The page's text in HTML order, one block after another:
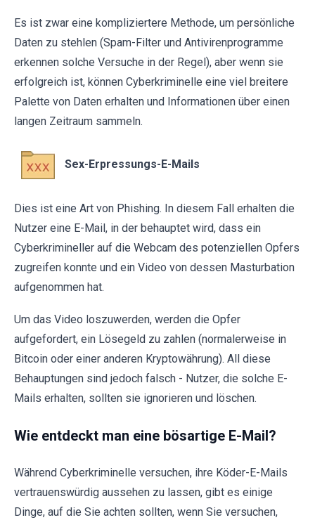
Es ist zwar eine kompliziertere Methode, um persönliche
Daten zu stehlen (Spam-Filter und Antivirenprogramme
erkennen solche Versuche in der Regel), aber wenn sie
erfolgreich ist, können Cyberkriminelle eine viel breitere
Palette von Daten erhalten und Informationen über einen
langen Zeitraum sammeln.
Sex-Erpressungs-E-Mails
Dies ist eine Art von Phishing. In diesem Fall erhalten die
Nutzer eine E-Mail, in der behauptet wird, dass ein
Cyberkrimineller auf die Webcam des potenziellen Opfers
zugreifen konnte und ein Video von dessen Masturbation
aufgenommen hat.
Um das Video loszuwerden, werden die Opfer
aufgefordert, ein Lösegeld zu zahlen (normalerweise in
Bitcoin oder einer anderen Kryptowährung). All diese
Behauptungen sind jedoch falsch - Nutzer, die solche E-
Mails erhalten, sollten sie ignorieren und löschen.
Wie entdeckt man eine bösartige E-Mail?
Während Cyberkriminelle versuchen, ihre Köder-E-Mails
vertrauenswürdig aussehen zu lassen, gibt es einige
Dinge, auf die Sie achten sollten, wenn Sie versuchen,